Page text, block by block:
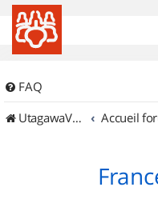
FAQ
UtagawaVTT (Randos VTT et VTTAE avec traces GPS)
Accueil